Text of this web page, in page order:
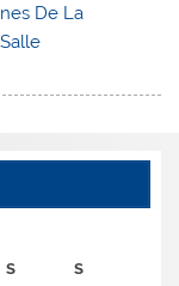
De La
S S